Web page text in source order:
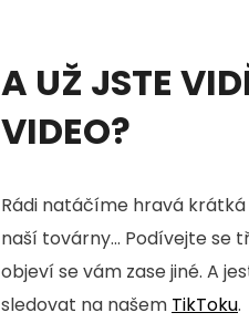
A UŽ JSTE
VIDEO?
Rádi natáčíme hravá krátká
naší továrny... Podívejte se
objeví se vám zase jiné. A
sledovat na našem TikToku.